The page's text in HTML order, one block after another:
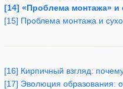
[14] «Проблема монтажа» и
[15] Проблема монтажа и
[16] Кирпичный взгляд:
[17] Эволюция образования: